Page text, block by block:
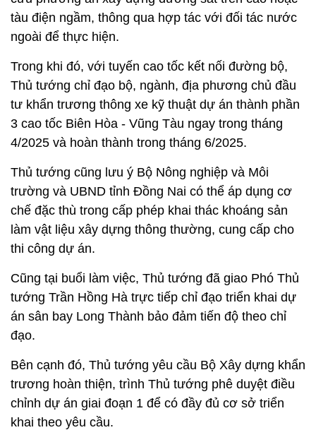
tàu điện ngầm, thông qua hợp tác với đối tác nước
ngoài để thực hiện.
Trong khi đó, với tuyến cao tốc kết nối đường bộ,
Thủ tướng chỉ đạo bộ, ngành, địa phương chủ đầu
tư khẩn trương thông xe kỹ thuật dự án thành phần
3 cao tốc Biên Hòa - Vũng Tàu ngay trong tháng
4/2025 và hoàn thành trong tháng 6/2025.
Thủ tướng cũng lưu ý Bộ Nông nghiệp và Môi
trường và UBND tỉnh Đồng Nai có thể áp dụng cơ
chế đặc thù trong cấp phép khai thác khoáng sản
làm vật liệu xây dựng thông thường, cung cấp cho
thi công dự án.
Cũng tại buổi làm việc, Thủ tướng đã giao Phó Thủ
tướng Trần Hồng Hà trực tiếp chỉ đạo triển khai dự
án sân bay Long Thành bảo đảm tiến độ theo chỉ
đạo.
Bên cạnh đó, Thủ tướng yêu cầu Bộ Xây dựng khẩn
trương hoàn thiện, trình Thủ tướng phê duyệt điều
chỉnh dự án giai đoạn 1 để có đầy đủ cơ sở triển
khai theo yêu cầu.